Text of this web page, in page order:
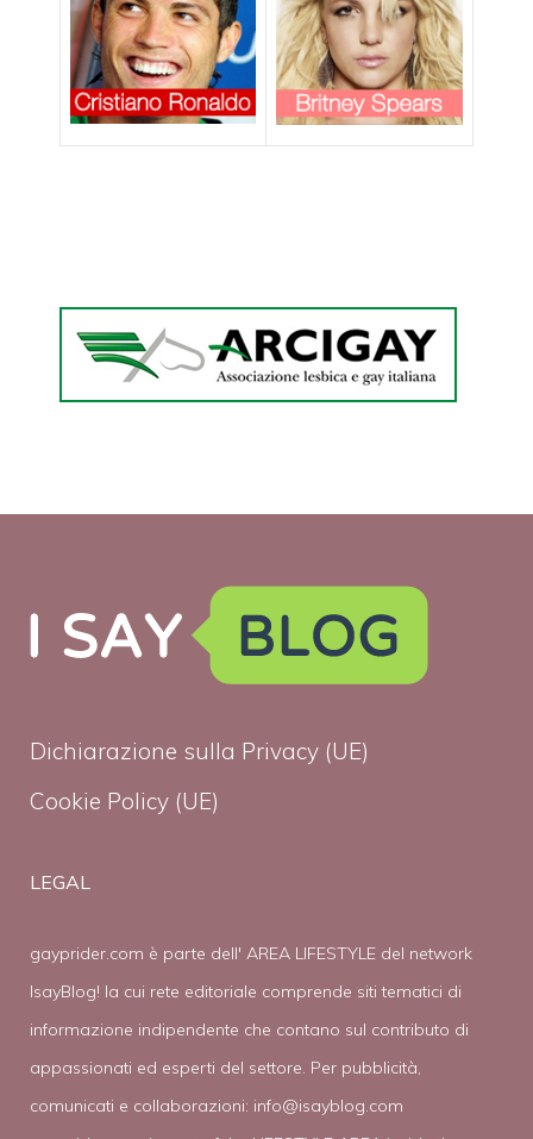
Dichiarazione sulla Privacy (UE)
Cookie Policy (UE)
LEGAL
gayprider.com è parte dell' AREA LIFESTYLE del network
IsayBlog! la cui rete editoriale comprende siti tematici di
informazione indipendente che contano sul contributo di
appassionati ed esperti del settore. Per pubblicità,
comunicati e collaborazioni: info@isayblog.com